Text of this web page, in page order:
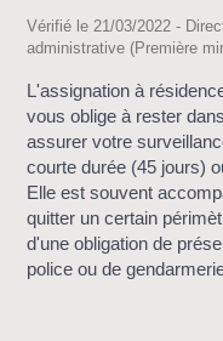
Vérifié le 21/03/2022 -
administrative (Première
L'assignation à
vous oblige à rester
assurer votre
courte durée (45 jours)
Elle est souvent
quitter un certain
d'une obligation de
police ou de